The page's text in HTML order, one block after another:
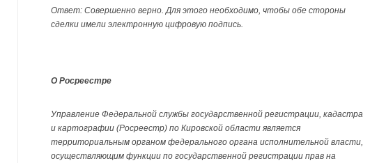
Ответ: Совершенно верно. Для этого необходимо, чтобы обе стороны
сделки имели электронную цифровую подпись.
О Росреестре
Управление Федеральной службы государственной регистрации, кадастра
и картографии (Росреестр) по Кировской области является
территориальным органом федерального органа исполнительной власти,
осуществляющим функции по государственной регистрации прав на